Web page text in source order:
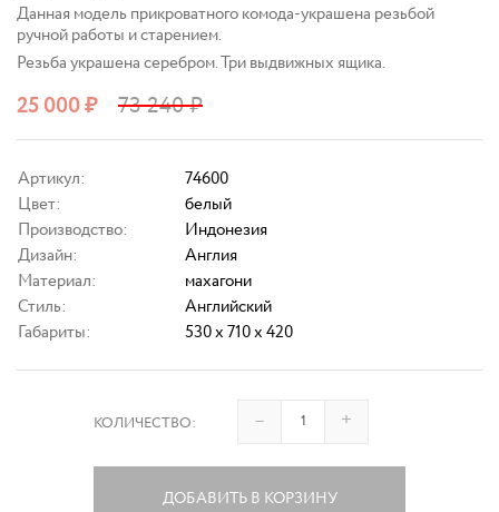
Данная модель прикроватного комода-украшена резьбой
ручной работы и старением.
Резьба украшена серебром. Три выдвижных ящика.
25 000₽ 73 240₽
Артикул:
74600
Цвет:
белый
Производство:
Индонезия
Дизайн:
Англия
Материал:
махагони
Стиль:
Английский
Габариты:
530 x 710 x 420
КОЛИЧЕСТВО: – +
ДОБАВИТЬ В КОРЗИНУ